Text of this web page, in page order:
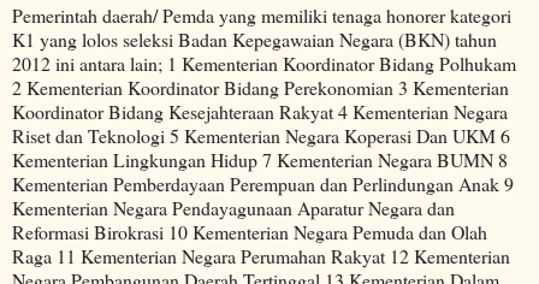
Pemerintah daerah/ Pemda yang memiliki tenaga honorer kategori
K1 yang lolos seleksi Badan Kepegawaian Negara (BKN) tahun
2012 ini antara lain; 1 Kementerian Koordinator Bidang Polhukam
2 Kementerian Koordinator Bidang Perekonomian 3 Kementerian
Koordinator Bidang Kesejahteraan Rakyat 4 Kementerian Negara
Riset dan Teknologi 5 Kementerian Negara Koperasi Dan UKM 6
Kementerian Lingkungan Hidup 7 Kementerian Negara BUMN 8
Kementerian Pemberdayaan Perempuan dan Perlindungan Anak 9
Kementerian Negara Pendayagunaan Aparatur Negara dan
Reformasi Birokrasi 10 Kementerian Negara Pemuda dan Olah
Raga 11 Kementerian Negara Perumahan Rakyat 12 Kementerian